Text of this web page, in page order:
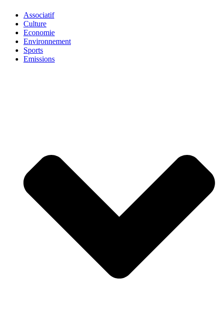
Associatif
Culture
Economie
Environnement
Sports
Emissions